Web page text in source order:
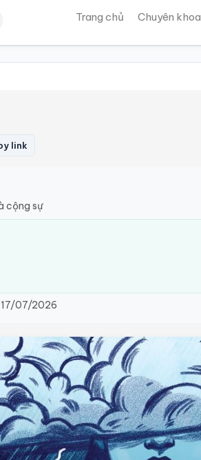
Trang chủ Chuyên khoa
link
cộng sự
17/07/2026